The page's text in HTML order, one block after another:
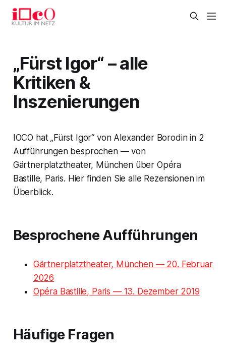
„Fürst Igor“ – alle
Kritiken &
Inszenierungen
IOCO hat „Fürst Igor“ von Alexander Borodin in 2
Aufführungen besprochen — von
Gärtnerplatztheater, München über Opéra
Bastille, Paris. Hier finden Sie alle Rezensionen im
Überblick.
Besprochene Aufführungen
Gärtnerplatztheater, München — 20. Februar
2026
Opéra Bastille, Paris — 13. Dezember 2019
Häufige Fragen